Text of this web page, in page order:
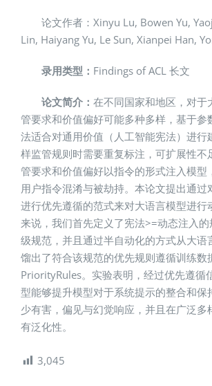
论文作者：Xinyu Lu, Bowen Yu,
Lin, Haiyang Yu, Le Sun, Xianpei Han,
录用类型： Findings of ACL 长文
论文简介： 在不同国家和地区，对于
管要求和价值偏好可能多种多样，基于参
法适合对通用价值（人工智能宪法）进行
样监管规则时需要重复标注，可扩展性不
管要求和价值偏好以指令的形式注入模型
用户指令混淆与被劫持。本论文提出通过
进行优先遵循的范式来对大语言模型进行
来说，我们首先定义了宪法>=动态注入
级规范，并且通过半自动化的方式从大语
馏出了符合该规范的优先规则遵循训练数
PriorityRules。实验表明，经过优先遵循
型能够提升模型对于系统提示的整合和保
少有害，偏见与幻觉响应，并且在广泛多
有泛化性。
3,045